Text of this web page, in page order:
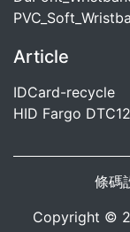
Article
IDCard-recycle
HID Fargo
條碼
Copyright ©